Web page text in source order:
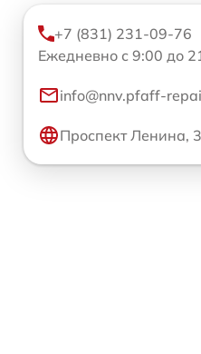
+7 (831) 231-09-76
Ежедневно с 9:00 до
info@nnv.pfaff-
Проспект Ленина,